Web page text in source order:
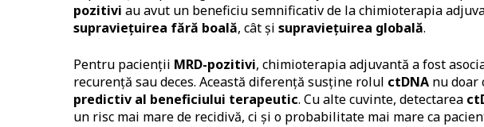
pozitivi au avut un beneficiu semnificativ de la chimioterapia
supraviețuirea fără boală, cât și supraviețuirea globală.
Pentru pacienții MRD-pozitivi, chimioterapia adjuvantă a fost
recurență sau deces. Această diferență susține rolul ctDNA nu doar
predictiv al beneficiului terapeutic. Cu alte cuvinte, detectarea
un risc mai mare de recidivă, ci și o probabilitate mai mare ca